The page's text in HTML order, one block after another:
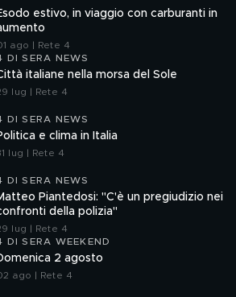
estivo, in viaggio con carburanti in
ago | Rete 4
DI SERA NEWS
italiane nella morsa del Sole
lug | Rete 4
DI SERA NEWS
e clima in Italia
lug | Rete 4
DI SERA NEWS
Piantedosi: "C'è un pregiudizio nei
della polizia"
lug | Rete 4
DI SERA WEEKEND
2 agosto
ago | Rete 4